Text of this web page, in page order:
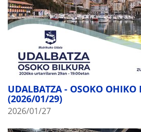
UDALBATZA - OSOKO OHIKO
(2026/01/29)
2026/01/27